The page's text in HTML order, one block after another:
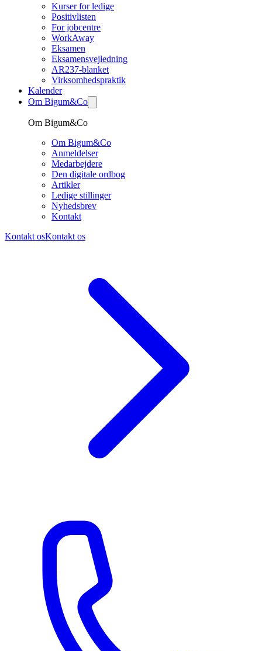
Kurser for ledige
Positivlisten
For jobcentre
WorkAway
Eksamen
Eksamensvejledning
AR237-blanket
Virksomhedspraktik
Kalender
Om Bigum&Co
Om Bigum&Co
Om Bigum&Co
Anmeldelser
Medarbejdere
Den digitale ordbog
Artikler
Ledige stillinger
Nyhedsbrev
Kontakt
Kontakt osKontakt os